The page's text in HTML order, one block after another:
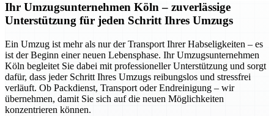
Ihr Umzugsunternehmen Köln – zuverlässige
Unterstützung für jeden Schritt Ihres Umzugs
Ein Umzug ist mehr als nur der Transport Ihrer Habseligkeiten – es
ist der Beginn einer neuen Lebensphase. Ihr Umzugsunternehmen
Köln begleitet Sie dabei mit professioneller Unterstützung und sorgt
dafür, dass jeder Schritt Ihres Umzugs reibungslos und stressfrei
verläuft. Ob Packdienst, Transport oder Endreinigung – wir
übernehmen, damit Sie sich auf die neuen Möglichkeiten
konzentrieren können.